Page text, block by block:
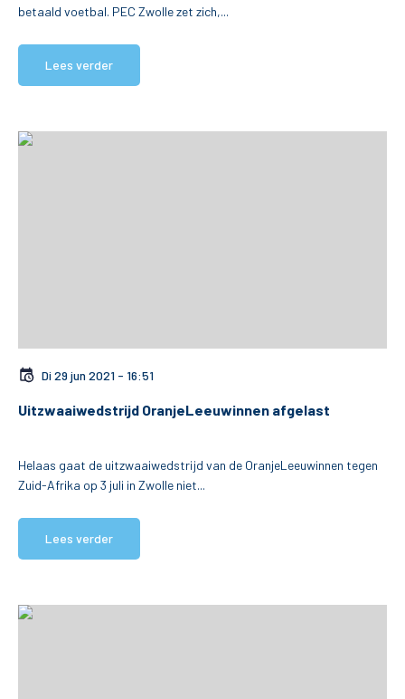
betaald voetbal. PEC Zwolle zet zich,...
Lees verder
Di 29 jun 2021 - 16:51
Uitzwaaiwedstrijd OranjeLeeuwinnen afgelast
Helaas gaat de uitzwaaiwedstrijd van de OranjeLeeuwinnen tegen
Zuid-Afrika op 3 juli in Zwolle niet...
Lees verder